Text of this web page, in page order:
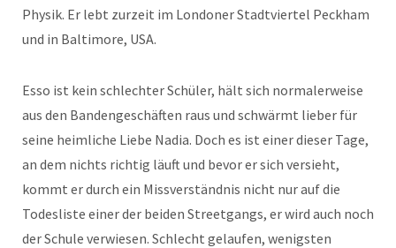
Physik. Er lebt zurzeit im Londoner Stadtviertel Peckham
und in Baltimore, USA.
Esso ist kein schlechter Schüler, hält sich normalerweise
aus den Bandengeschäften raus und schwärmt lieber für
seine heimliche Liebe Nadia. Doch es ist einer dieser Tage,
an dem nichts richtig läuft und bevor er sich versieht,
kommt er durch ein Missverständnis nicht nur auf die
Todesliste einer der beiden Streetgangs, er wird auch noch
der Schule verwiesen. Schlecht gelaufen, wenigsten